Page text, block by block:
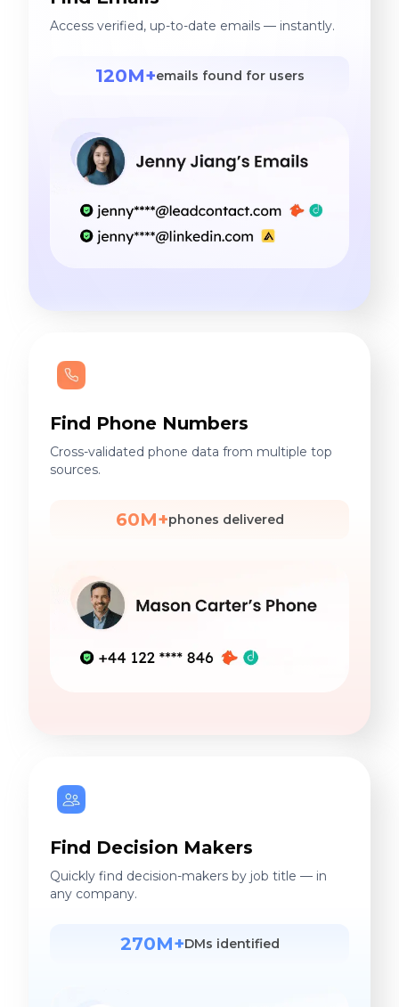
Access verified, up-to-date emails — instantly.
120M+emails found for users
Find Phone Numbers
Cross-validated phone data from multiple top
sources.
60M+phones delivered
Find Decision Makers
Quickly find decision-makers by job title — in
any company.
270M+DMs identified